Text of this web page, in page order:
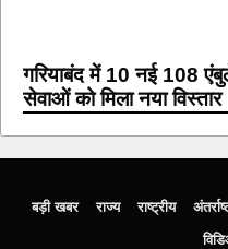
गरियाबंद में 10 नई 108
सेवाओं को मिला नया विस्तार
बड़ी खबर राज्य राष्ट्रीय